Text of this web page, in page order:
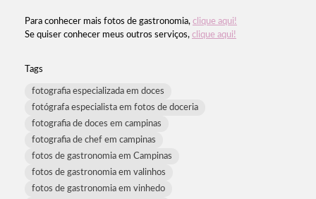
Para conhecer mais fotos de gastronomia, clique aqui!
Se quiser conhecer meus outros serviços, clique aqui!
Tags
fotografia especializada em doces
fotógrafa especialista em fotos de doceria
fotografia de doces em campinas
fotografia de chef em campinas
fotos de gastronomia em Campinas
fotos de gastronomia em valinhos
fotos de gastronomia em vinhedo